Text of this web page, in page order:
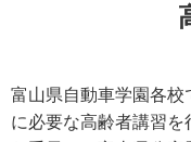
富山県自動車学園各
に必要な高齢者講習を